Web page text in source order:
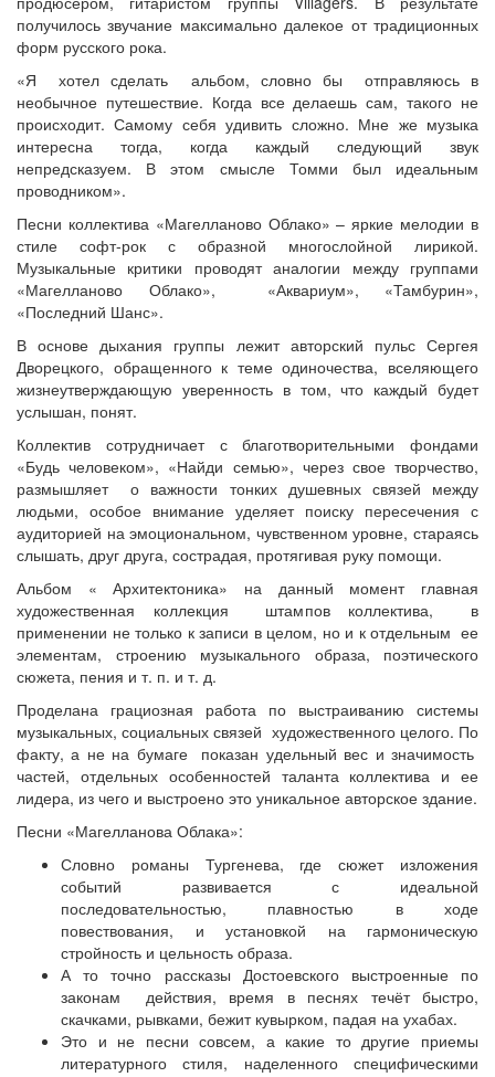
получилось звучание максимально далекое от традиционных
форм русского рока.
«Я хотел сделать альбом, словно бы отправляюсь в
необычное путешествие. Когда все делаешь сам, такого не
происходит. Самому себя удивить сложно. Мне же музыка
интересна тогда, когда каждый следующий звук
непредсказуем. В этом смысле Томми был идеальным
проводником».
Песни коллектива «Магелланово Облако» – яркие мелодии в
стиле софт-рок с образной многослойной лирикой.
Музыкальные критики проводят аналогии между группами
«Магелланово Облако», «Аквариум», «Тамбурин»,
«Последний Шанс».
В основе дыхания группы лежит авторский пульс Сергея
Дворецкого, обращенного к теме одиночества, вселяющего
жизнеутверждающую уверенность в том, что каждый будет
услышан, понят.
Коллектив сотрудничает с благотворительными фондами
«Будь человеком», «Найди семью», через свое творчество,
размышляет о важности тонких душевных связей между
людьми, особое внимание уделяет поиску пересечения с
аудиторией на эмоциональном, чувственном уровне, стараясь
слышать, друг друга, сострадая, протягивая руку помощи.
Альбом « Архитектоника» на данный момент главная
художественная коллекция штампов коллектива, в
применении не только к записи в целом, но и к отдельным ее
элементам, строению музыкального образа, поэтического
сюжета, пения и т. п. и т. д.
Проделана грациозная работа по выстраиванию системы
музыкальных, социальных связей художественного целого. По
факту, а не на бумаге показан удельный вес и значимость
частей, отдельных особенностей таланта коллектива и ее
лидера, из чего и выстроено это уникальное авторское здание.
Песни «Магелланова Облака»:
Словно романы Тургенева, где сюжет изложения
событий развивается с идеальной
последовательностью, плавностью в ходе
повествования, и установкой на гармоническую
стройность и цельность образа.
А то точно рассказы Достоевского выстроенные по
законам действия, время в песнях течёт быстро,
скачками, рывками, бежит кувырком, падая на ухабах.
Это и не песни совсем, а какие то другие приемы
литературного стиля, наделенного специфическими